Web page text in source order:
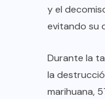
y el
evitando su
Durante la
la
marihuana,